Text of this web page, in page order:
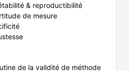
& reproductibilité
de mesure
de la validité de méthode